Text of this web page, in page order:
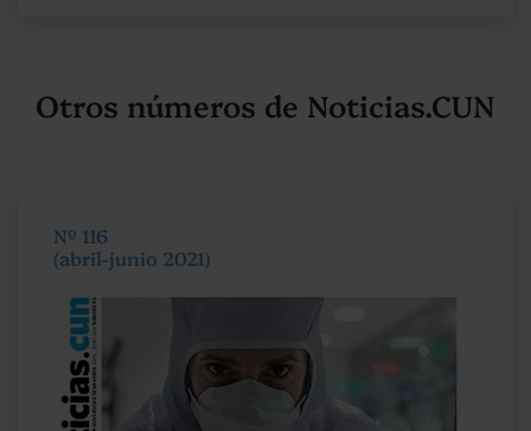
Otros números de Noticias.CUN
Nº 116
(abril-junio 2021)